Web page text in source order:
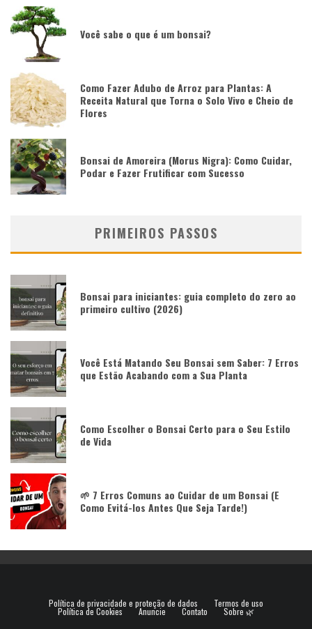
Você sabe o que é um bonsai?
Como Fazer Adubo de Arroz para Plantas: A
Receita Natural que Torna o Solo Vivo e Cheio de
Flores
Bonsai de Amoreira (Morus Nigra): Como Cuidar,
Podar e Fazer Frutificar com Sucesso
PRIMEIROS PASSOS
Bonsai para iniciantes: guia completo do zero ao
primeiro cultivo (2026)
Você Está Matando Seu Bonsai sem Saber: 7 Erros
que Estão Acabando com a Sua Planta
Como Escolher o Bonsai Certo para o Seu Estilo
de Vida
🌱 7 Erros Comuns ao Cuidar de um Bonsai (E
Como Evitá-los Antes Que Seja Tarde!)
Política de privacidade e proteção de dados Termos de uso
Política de Cookies Anuncie Contato Sobre 🌿